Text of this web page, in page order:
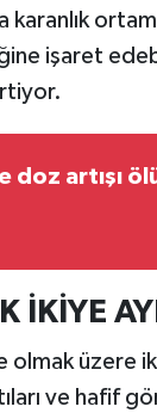
karanlık
işaret
doz artışı
İKİYE
üzere
ve hafif